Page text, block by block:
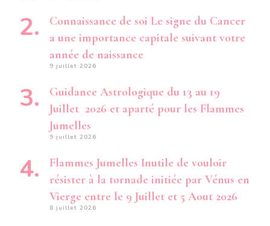
Connaissance de soi Le signe du Cancer
a une importance capitale suivant votre
année de naissance
9 juillet 2026
Guidance Astrologique du 13 au 19
Juillet 2026 et aparté pour les Flammes
Jumelles
9 juillet 2026
Flammes Jumelles Inutile de vouloir
résister à la tornade initiée par Vénus en
Vierge entre le 9 Juillet et 5 Aout 2026
8 juillet 2026